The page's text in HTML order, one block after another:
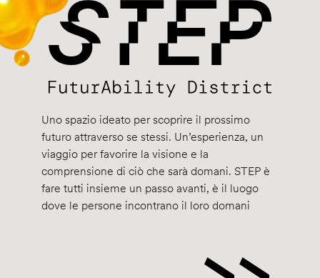
Uno spazio ideato per scoprire il prossimo
futuro attraverso se stessi. Un’esperienza, un
viaggio per favorire la visione e la
comprensione di ciò che sarà domani. STEP è
fare tutti insieme un passo avanti, è il luogo
dove le persone incontrano il loro domani